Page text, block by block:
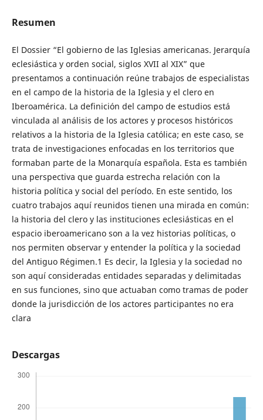
Resumen
El Dossier “El gobierno de las Iglesias americanas. Jerarquía
eclesiástica y orden social, siglos XVII al XIX” que
presentamos a continuación reúne trabajos de especialistas
en el campo de la historia de la Iglesia y el clero en
Iberoamérica. La definición del campo de estudios está
vinculada al análisis de los actores y procesos históricos
relativos a la historia de la Iglesia católica; en este caso, se
trata de investigaciones enfocadas en los territorios que
formaban parte de la Monarquía española. Esta es también
una perspectiva que guarda estrecha relación con la
historia política y social del período. En este sentido, los
cuatro trabajos aquí reunidos tienen una mirada en común:
la historia del clero y las instituciones eclesiásticas en el
espacio iberoamericano son a la vez historias políticas, o
nos permiten observar y entender la política y la sociedad
del Antiguo Régimen.1 Es decir, la Iglesia y la sociedad no
son aquí consideradas entidades separadas y delimitadas
en sus funciones, sino que actuaban como tramas de poder
donde la jurisdicción de los actores participantes no era
clara
Descargas